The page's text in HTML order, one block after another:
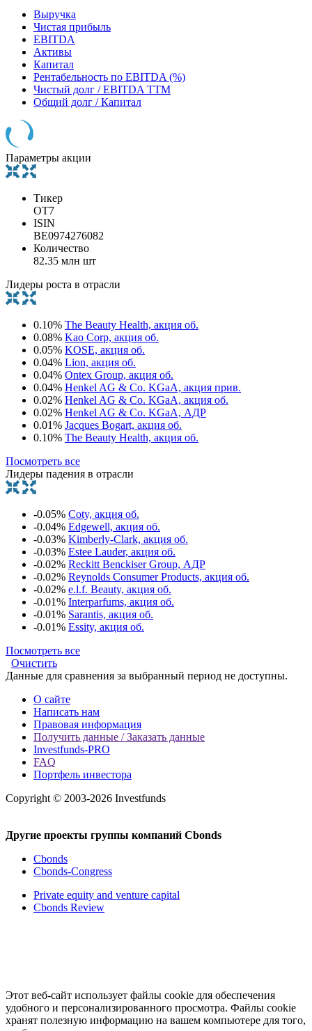
Выручка
Чистая прибыль
EBITDA
Активы
Капитал
Рентабельность по EBITDA (%)
Чистый долг / EBITDA TTM
Общий долг / Капитал
Параметры акции
Тикер
OT7
ISIN
BE0974276082
Количество
82.35 млн шт
Лидеры роста в отрасли
0.10% The Beauty Health, акция об.
0.08% Kao Corp, акция об.
0.05% KOSE, акция об.
0.04% Lion, акция об.
0.04% Ontex Group, акция об.
0.04% Henkel AG & Co. KGaA, акция прив.
0.02% Henkel AG & Co. KGaA, акция об.
0.02% Henkel AG & Co. KGaA, АДР
0.01% Jacques Bogart, акция об.
0.10% The Beauty Health, акция об.
Посмотреть все
Лидеры падения в отрасли
-0.05% Coty, акция об.
-0.04% Edgewell, акция об.
-0.03% Kimberly-Clark, акция об.
-0.03% Estee Lauder, акция об.
-0.02% Reckitt Benckiser Group, АДР
-0.02% Reynolds Consumer Products, акция об.
-0.02% e.l.f. Beauty, акция об.
-0.01% Interparfums, акция об.
-0.01% Sarantis, акция об.
-0.01% Essity, акция об.
Посмотреть все
Очистить
Данные для сравнения за выбранный период не доступны.
О сайте
Написать нам
Правовая информация
Получить данные / Заказать данные
Investfunds-PRO
FAQ
Портфель инвестора
Copyright © 2003-2026 Investfunds
Другие проекты группы компаний Cbonds
Cbonds
Cbonds-Congress
Private equity and venture capital
Cbonds Review
Этот веб-сайт использует файлы cookie для обеспечения
удобного и персонализированного просмотра. Файлы cookie
хранят полезную информацию на вашем компьютере для того,